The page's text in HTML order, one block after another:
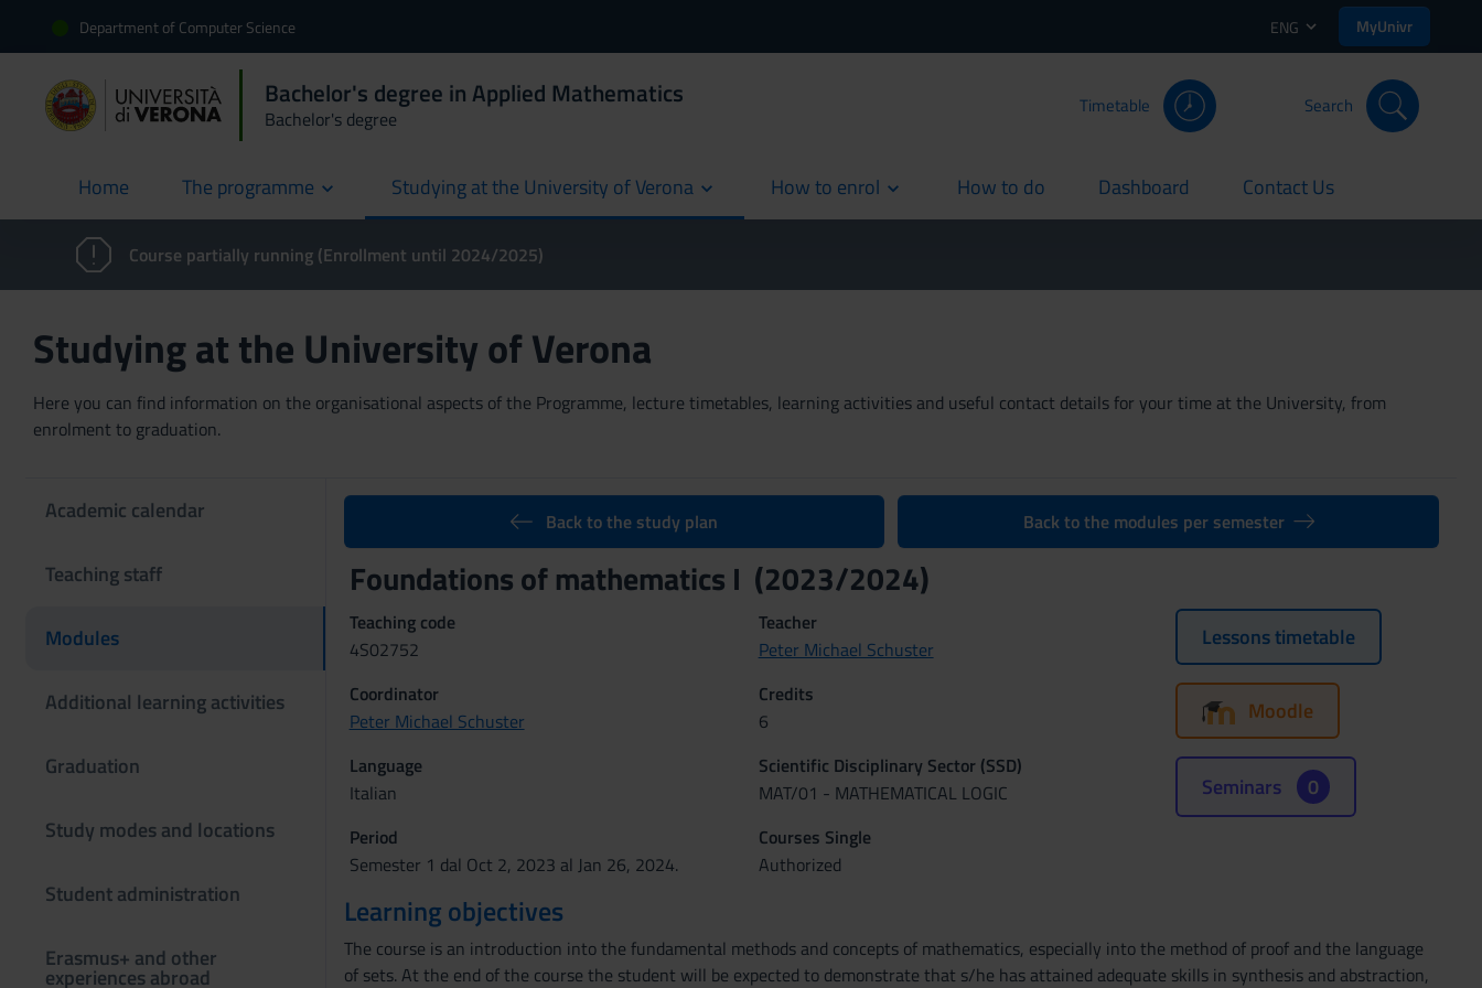
Department of Computer Science ENG MyUnivr
Bachelor's degree in Applied Mathematics
Bachelor's degree
Timetable Search
Home
current The programme Studying at the University of Verona How to enrol How to do
current Dashboard
current Contact Us
current
Course partially running (Enrollment until 2024/2025)
Studying at the University of Verona
Here you can find information on the organisational aspects of the Programme, lecture timetables, learning activities and useful contact details for your time at the University, from
enrolment to graduation.
Academic calendar
Teaching staff
Modules
Additional learning activities
Graduation
Study modes and locations
Student administration
Erasmus+ and other
experiences abroad
Back to the study plan Back to the modules per semester
Foundations of mathematics I (2023/2024)
Teaching code
4S02752
Teacher
Peter Michael Schuster
Coordinator
Peter Michael Schuster
Credits
6
Language
Italian
Scientific Disciplinary Sector (SSD)
MAT/01 - MATHEMATICAL LOGIC
Period
Semester 1 dal Oct 2, 2023 al Jan 26, 2024.
Courses Single
Authorized
Lessons timetable
Moodle
Seminars 0
Learning objectives
The course is an introduction into the fundamental methods and concepts of mathematics, especially into the method of proof and the language
of sets. At the end of the course the student will be expected to demonstrate that s/he has attained adequate skills in synthesis and abstraction,